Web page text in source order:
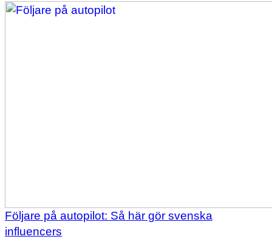
Följare på autopilot: Så här gör svenska
influencers